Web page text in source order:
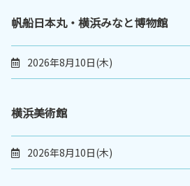
帆船日本丸・横浜みなと博物館
2026年8月10日(木)
横浜美術館
2026年8月10日(木)